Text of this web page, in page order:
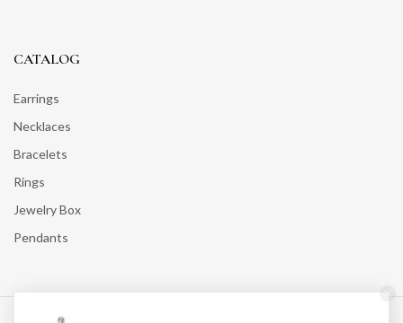
CATALOG
Earrings
Necklaces
Bracelets
Rings
Jewelry Box
Pendants